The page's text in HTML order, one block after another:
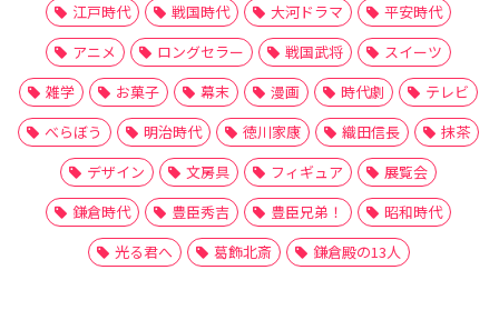
江戸時代 戦国時代 大河ドラマ
平安時代
アニメ
ロングセラー 戦国武将
スイーツ
雑学
お菓子 幕末 漫画 時代劇
テレビ
べらぼう
明治時代 徳川家康 織田信長
抹茶
デザイン
文房具 フィギュア
展覧会
鎌倉時代
豊臣秀吉 豊臣兄弟！
昭和時代
光る君へ
葛飾北斎 鎌倉殿の13人